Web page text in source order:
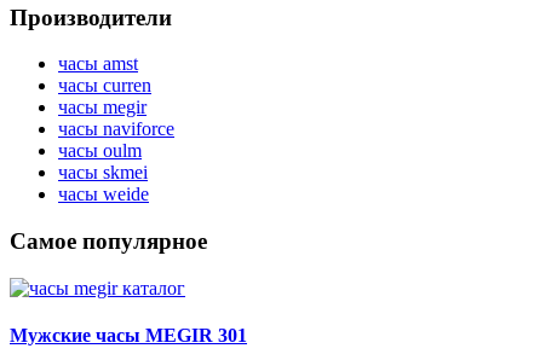
Производители
часы amst
часы curren
часы megir
часы naviforce
часы oulm
часы skmei
часы weide
Самое популярное
Мужские часы MEGIR 301